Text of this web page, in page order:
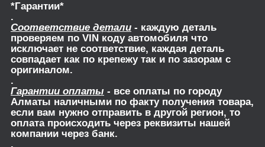
*Гарантии*
.
Соответствие детали - каждую деталь
проверяем по VIN коду автомобиля что
исключает не соответствие, каждая деталь
совпадает как по крепежу так и по зазорам с
оригиналом.
.
Гарантии оплаты - все оплаты по городу
Алматы наличными по факту получения товара,
если вам нужно отправить в другой регион, то
оплата происходить через реквизиты нашей
компании через банк.
.